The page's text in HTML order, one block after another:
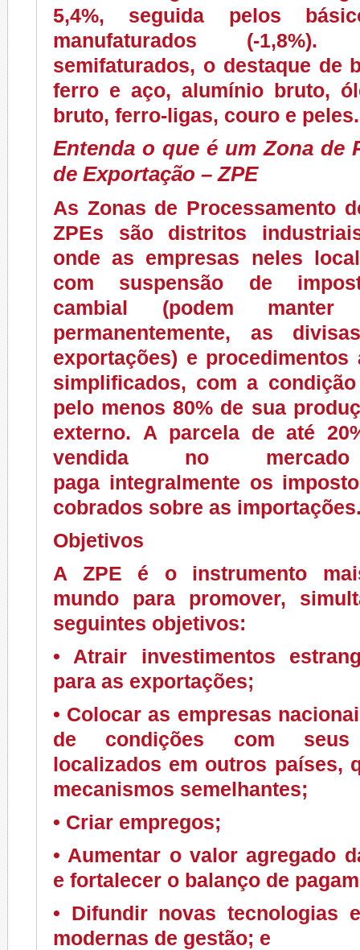
5,4%, seguida pelos
manufaturados (-
semifaturados, o destaque de
ferro e aço, alumínio bruto,
bruto, ferro-ligas, couro e peles.
Entenda o que é um Zona de
de Exportação – ZPE
As Zonas de Processamento
ZPEs são distritos
onde as empresas neles
com suspensão de
cambial (podem
permanentemente, as
exportações) e procedimentos
simplificados, com a
pelo menos 80% de sua
externo. A parcela deaté
vendida no mercado
paga integralmente os
cobrados sobre as
Objetivos
A ZPE é o instrumento
mundo para promover,
seguintes objetivos:
• Atrair investimentos
para as exportações;
• Colocar as empresas
de condições com seus
localizados em outros países,
mecanismos semelhantes;
• Criar empregos;
• Aumentar o valor agregado
e fortalecer o balanço de
• Difundir novas tecnologias
modernas de gestão; e